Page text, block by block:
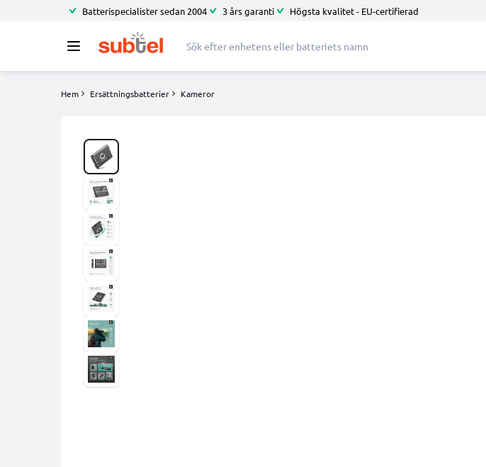
Batterispecialister sedan 2004 3 års garanti Högsta kvalitet - EU-certifierad
Hem Ersättningsbatterier Kameror